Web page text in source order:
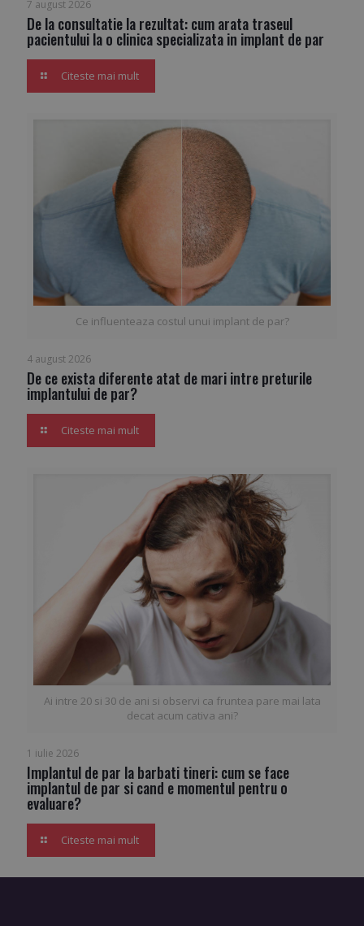
7 august 2026
De la consultatie la rezultat: cum arata traseul
pacientului la o clinica specializata in implant de par
Citeste mai mult
Ce influenteaza costul unui implant de par?
4 august 2026
De ce exista diferente atat de mari intre preturile
implantului de par?
Citeste mai mult
Ai intre 20 si 30 de ani si observi ca fruntea pare mai lata
decat acum cativa ani?
1 iulie 2026
Implantul de par la barbati tineri: cum se face
implantul de par si cand e momentul pentru o
evaluare?
Citeste mai mult